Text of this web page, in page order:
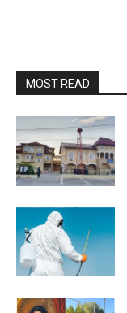
MOST READ